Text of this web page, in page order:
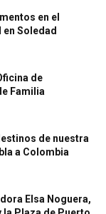
en el
Soledad
de
Familia
de nuestra
a Colombia
Elsa Noguera,